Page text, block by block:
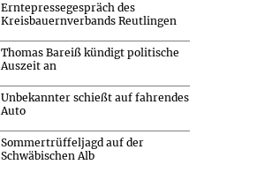
Erntepressegespräch des
Kreisbauernverbands Reutlingen
Thomas Bareiß kündigt politische
Auszeit an
Unbekannter schießt auf fahrendes
Auto
Sommertrüffeljagd auf der
Schwäbischen Alb